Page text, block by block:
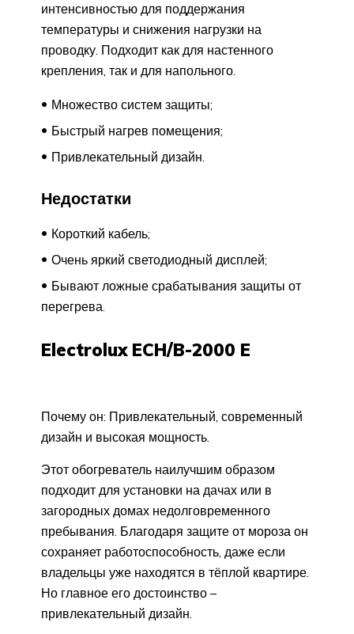
интенсивностью для поддержания
температуры и снижения нагрузки на
проводку. Подходит как для настенного
крепления, так и для напольного.
Множество систем защиты;
Быстрый нагрев помещения;
Привлекательный дизайн.
Недостатки
Короткий кабель;
Очень яркий светодиодный дисплей;
Бывают ложные срабатывания защиты от
перегрева.
Electrolux ECH/B-2000 E
Почему он: Привлекательный, современный
дизайн и высокая мощность.
Этот обогреватель наилучшим образом
подходит для установки на дачах или в
загородных домах недолговременного
пребывания. Благодаря защите от мороза он
сохраняет работоспособность, даже если
владельцы уже находятся в тёплой квартире.
Но главное его достоинство –
привлекательный дизайн.